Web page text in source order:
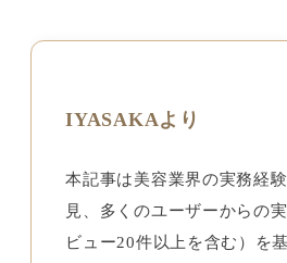
IYASAKAより
本記事は美容業界の実務経
見、多くのユーザーからの
ビュー20件以上を含む）を